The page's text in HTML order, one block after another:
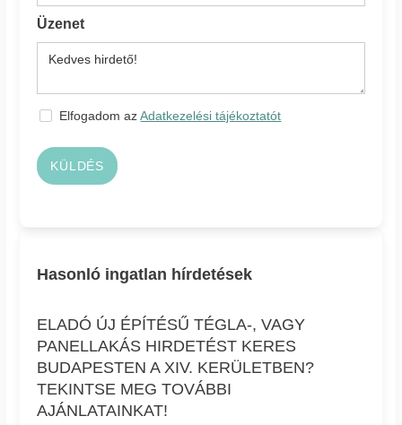
Üzenet
Elfogadom azAdatkezelési tájékoztatót
KÜLDÉS
Hasonló ingatlan hírdetések
ELADÓ ÚJ ÉPÍTÉSŰ TÉGLA-, VAGY
PANELLAKÁS HIRDETÉST KERES
BUDAPESTEN A XIV. KERÜLETBEN?
TEKINTSE MEG TOVÁBBI
AJÁNLATAINKAT!